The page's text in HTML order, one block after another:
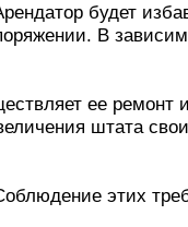
будет
В
ее
штата
этих